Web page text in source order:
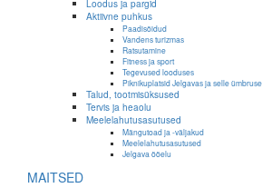
Loodus ja pargid
Aktiivne puhkus
Paadisõidud
Vandens turizmas
Ratsutamine
Fitness ja sport
Tegevused looduses
Piknikuplatsid Jelgavas ja selle
Talud, tootmisüksused
Tervis ja heaolu
Meelelahutusasutused
Mängutoad ja -väljakud
Meelelahutusasutused
Jelgava ööelu
MAITSED